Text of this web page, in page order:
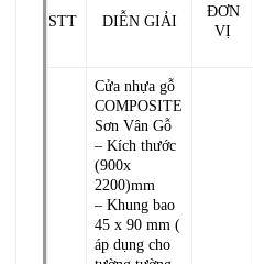
STT DIỄN GIẢI
ĐƠN
VỊ
Cửa nhựa gỗ
COMPOSITE
Sơn Vân Gỗ
– Kích thước
(900x
2200)mm
– Khung bao
45 x 90 mm (
áp dụng cho